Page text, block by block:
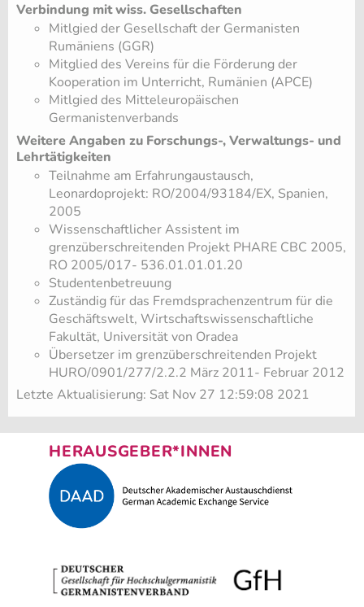
Verbindung mit wiss. Gesellschaften
Mitlgied der Gesellschaft der Germanisten
Rumäniens (GGR)
Mitglied des Vereins für die Förderung der
Kooperation im Unterricht, Rumänien (APCE)
Mitlgied des Mitteleuropäischen
Germanistenverbands
Weitere Angaben zu Forschungs-, Verwaltungs- und
Lehrtätigkeiten
Teilnahme am Erfahrungaustausch,
Leonardoprojekt: RO/2004/93184/EX, Spanien,
2005
Wissenschaftlicher Assistent im
grenzüberschreitenden Projekt PHARE CBC 2005,
RO 2005/017- 536.01.01.01.20
Studentenbetreuung
Zuständig für das Fremdsprachenzentrum für die
Geschäftswelt, Wirtschaftswissenschaftliche
Fakultät, Universität von Oradea
Übersetzer im grenzüberschreitenden Projekt
HURO/0901/277/2.2.2 März 2011- Februar 2012
Letzte Aktualisierung: Sat Nov 27 12:59:08 2021
HERAUSGEBER*INNEN